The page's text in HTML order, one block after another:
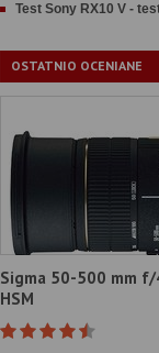
Test Sony RX10 V -
OSTATNIO OCENIANE
Sigma 50-500 mm f/
HSM